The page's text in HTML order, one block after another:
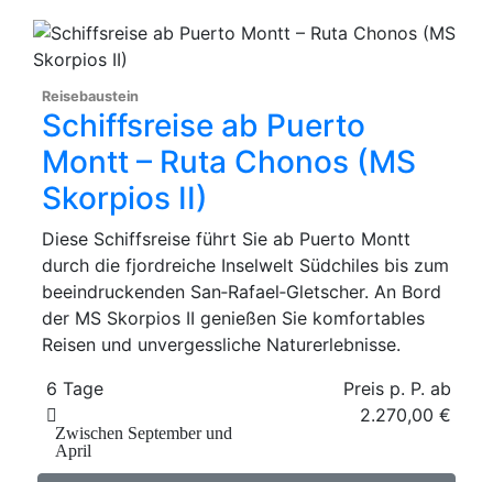
Reisebaustein
Schiffsreise ab Puerto
Montt – Ruta Chonos (MS
Skorpios II)
Diese Schiffsreise führt Sie ab Puerto Montt
durch die fjordreiche Inselwelt Südchiles bis zum
beeindruckenden San‑Rafael‑Gletscher. An Bord
der MS Skorpios II genießen Sie komfortables
Reisen und unvergessliche Naturerlebnisse.
6 Tage
Preis p. P. ab
2.270,00 €
Zwischen September und
April